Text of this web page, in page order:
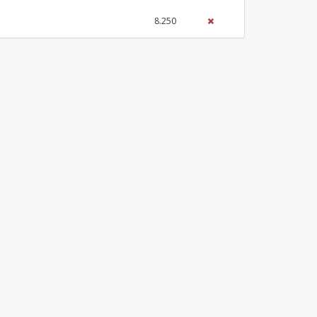
8.250